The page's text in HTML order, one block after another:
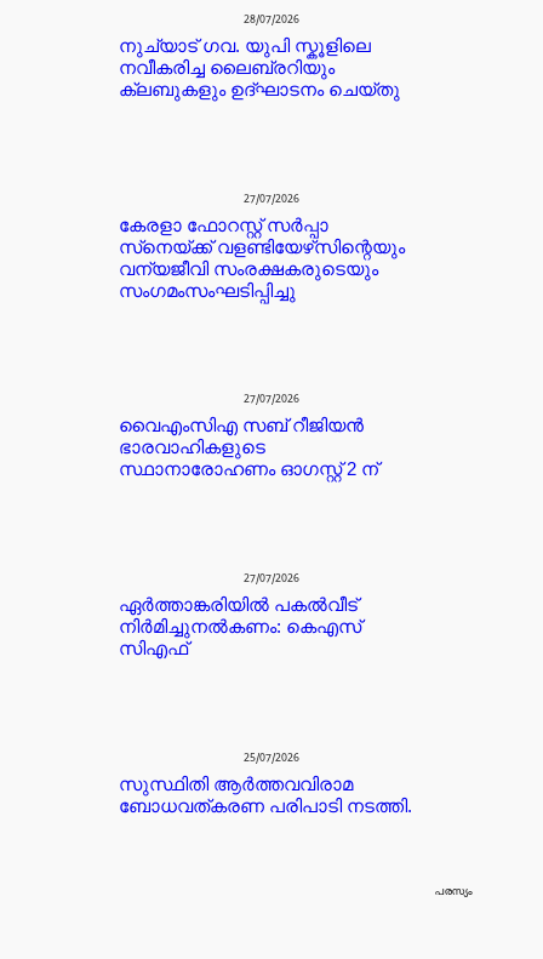
28/07/2026
നുച്യാട് ഗവ. യുപി സ്കൂളിലെ
നവീകരിച്ച ലൈബ്രറിയും
ക്ലബുകളും ഉദ്ഘാടനം ചെയ്തു
27/07/2026
കേരളാ ഫോറസ്റ്റ് സർപ്പാ
സ്‌നെയ്ക്ക് വളണ്ടിയേഴ്‌സിന്റെയും
വന്യജീവി സംരക്ഷകരുടെയും
സംഗമംസംഘടിപ്പിച്ചു
27/07/2026
വൈഎംസിഎ സബ് റീജിയൻ
ഭാരവാഹികളുടെ
സ്ഥാനാരോഹണം ഓഗസ്റ്റ് 2 ന്
27/07/2026
ഏർത്താങ്കരിയിൽ പകൽവീട്
നിർമിച്ചുനൽകണം: കെഎസ്
സിഎഫ്
25/07/2026
സുസ്ഥിതി ആർത്തവവിരാമ
ബോധവത്കരണ പരിപാടി നടത്തി.
പരസ്യം